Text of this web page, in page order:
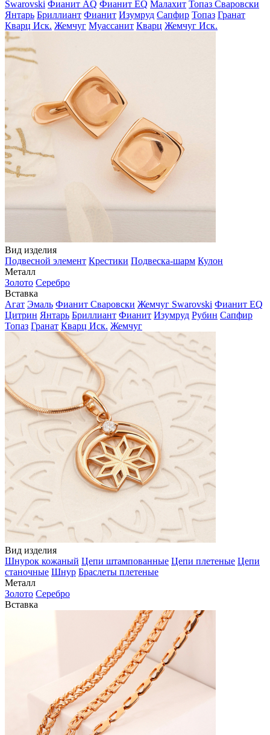
Swarovski Фианит AQ Фианит EQ Малахит Топаз Сваровски
Янтарь Бриллиант Фианит Изумруд Сапфир Топаз Гранат
Кварц Иск. Жемчуг Муассанит Кварц Жемчуг Иск.
Вид изделия
Подвесной элемент Крестики Подвеска-шарм Кулон
Металл
Золото Серебро
Вставка
Агат Эмаль Фианит Сваровски Жемчуг Swarovski Фианит EQ
Цитрин Янтарь Бриллиант Фианит Изумруд Рубин Сапфир
Топаз Гранат Кварц Иск. Жемчуг
Вид изделия
Шнурок кожаный Цепи штампованные Цепи плетеные Цепи
станочные Шнур Браслеты плетеные
Металл
Золото Серебро
Вставка